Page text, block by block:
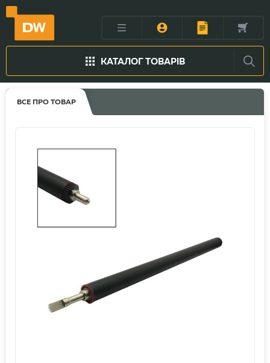
КАТАЛОГ ТОВАРІВ
ВСЕ ПРО ТОВАР